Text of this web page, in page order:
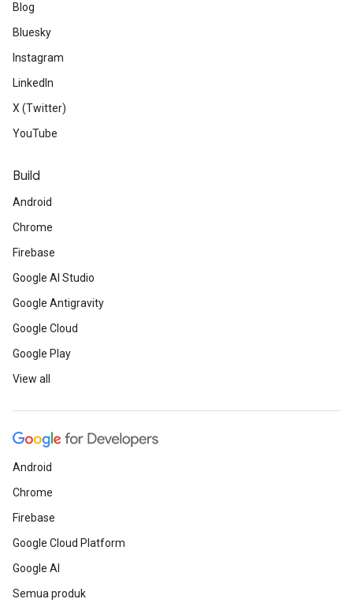
Blog
Bluesky
Instagram
LinkedIn
X (Twitter)
YouTube
Build
Android
Chrome
Firebase
Google AI Studio
Google Antigravity
Google Cloud
Google Play
View all
Android
Chrome
Firebase
Google Cloud Platform
Google AI
Semua produk